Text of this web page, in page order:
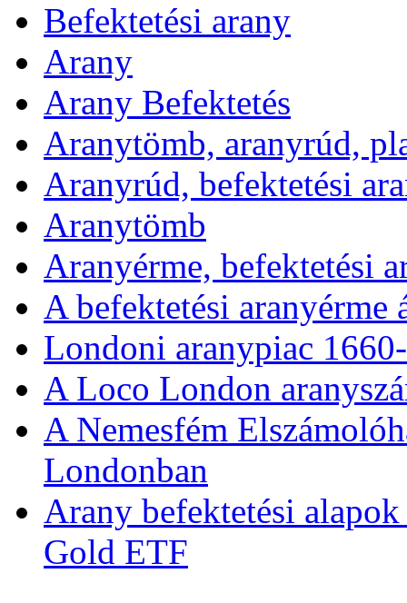
Befektetési arany
Arany
Arany Befektetés
Aranytömb, aranyrúd,
Aranyrúd, befektetési
Aranytömb
Aranyérme, befektetési
A befektetési
Londoni aranypiac
A Loco London
A Nemesfém
Londonban
Arany befektetési
Gold ETF